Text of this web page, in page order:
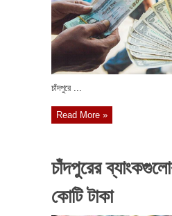
চাঁদপুরে ...
Read More »
চাঁদপুরের
কোটি টাকা